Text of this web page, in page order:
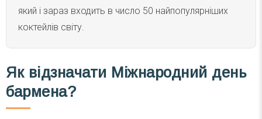
який і зараз входить в число 50 найпопулярніших
коктейлів світу.
Як відзначати Міжнародний день
бармена?